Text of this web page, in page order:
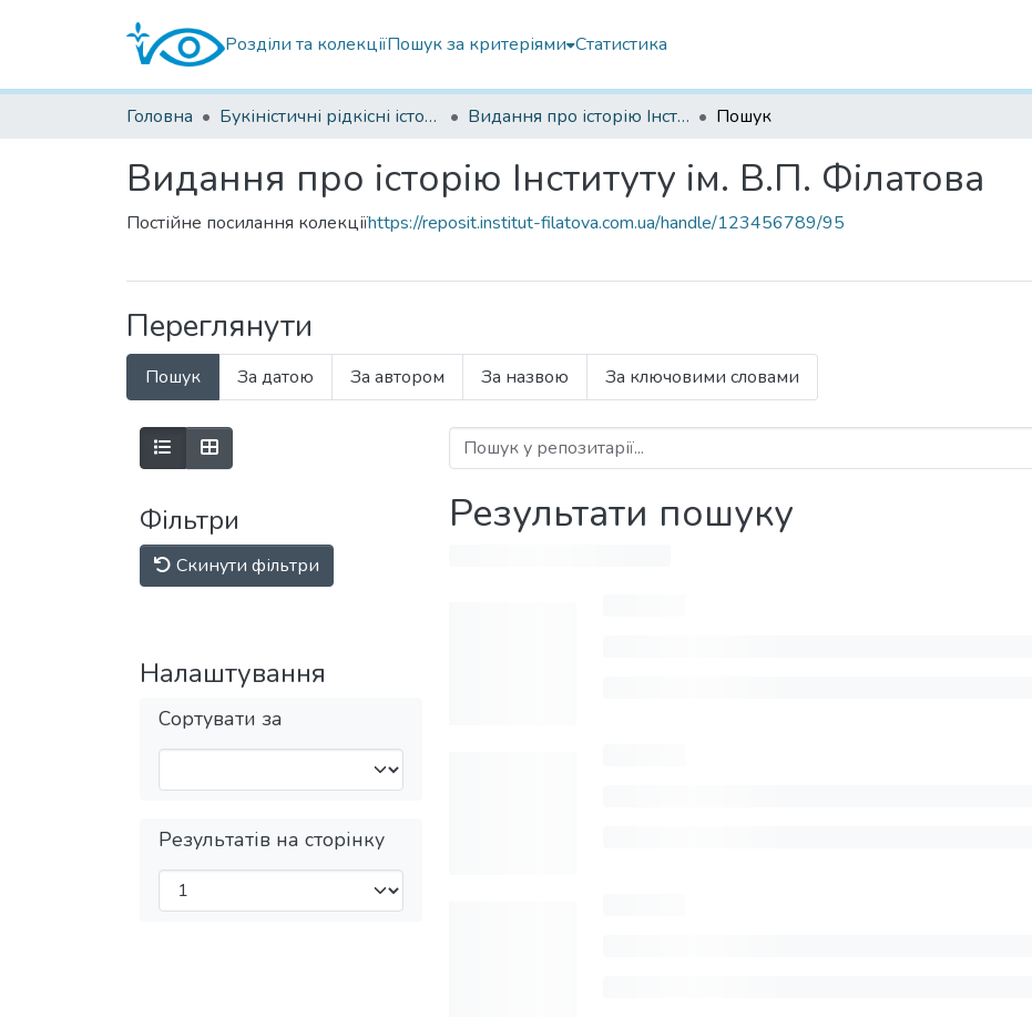
Розділи та колекціїПошук за критеріями Статистика
Головна Букіністичні рідкісні історичні книги Видання про історію Інституту ім. В.П. Філатова Пошук
Видання про історію Інституту ім. В.П. Філатова
Постійне посилання колекціїhttps://reposit.institut-filatova.com.ua/handle/123456789/95
Переглянути
Пошук За датою За автором За назвою За ключовими словами
Фільтри
Скинути фільтри
Налаштування
Сортувати за
Результатів на сторінку
Результати пошуку